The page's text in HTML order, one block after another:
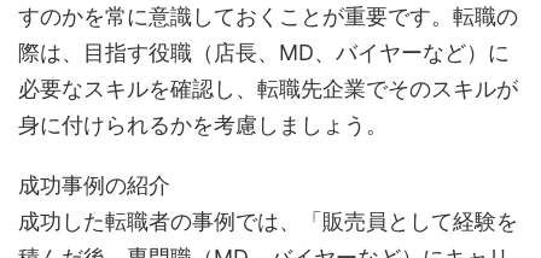
すのかを常に意識しておくことが重要です。転職の
際は、目指す役職（店長、MD、バイヤーなど）に
必要なスキルを確認し、転職先企業でそのスキルが
身に付けられるかを考慮しましょう。
成功事例の紹介
成功した転職者の事例では、「販売員として経験を